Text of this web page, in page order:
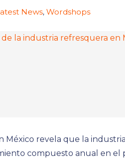
News, Wordshops
México revela que la
compuesto anual en el